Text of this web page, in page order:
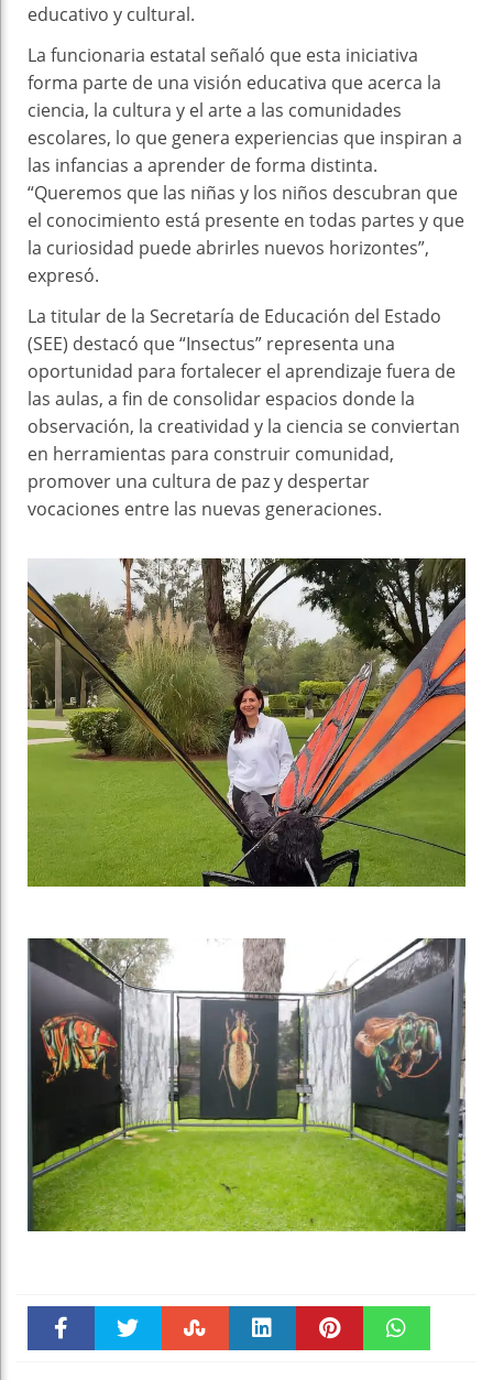
educativo y cultural.
La funcionaria estatal señaló que esta iniciativa
forma parte de una visión educativa que acerca la
ciencia, la cultura y el arte a las comunidades
escolares, lo que genera experiencias que inspiran a
las infancias a aprender de forma distinta.
“Queremos que las niñas y los niños descubran que
el conocimiento está presente en todas partes y que
la curiosidad puede abrirles nuevos horizontes”,
expresó.
La titular de la Secretaría de Educación del Estado
(SEE) destacó que “Insectus” representa una
oportunidad para fortalecer el aprendizaje fuera de
las aulas, a fin de consolidar espacios donde la
observación, la creatividad y la ciencia se conviertan
en herramientas para construir comunidad,
promover una cultura de paz y despertar
vocaciones entre las nuevas generaciones.